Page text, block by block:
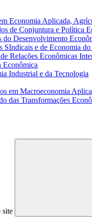
Economia Aplicada,
de Conjuntura e Política
do Desenvolvimento
SIndicais e de Economia
Relações Econômicas
Industrial e da Tecnologia
em Macroeconomia
das Transformações
site